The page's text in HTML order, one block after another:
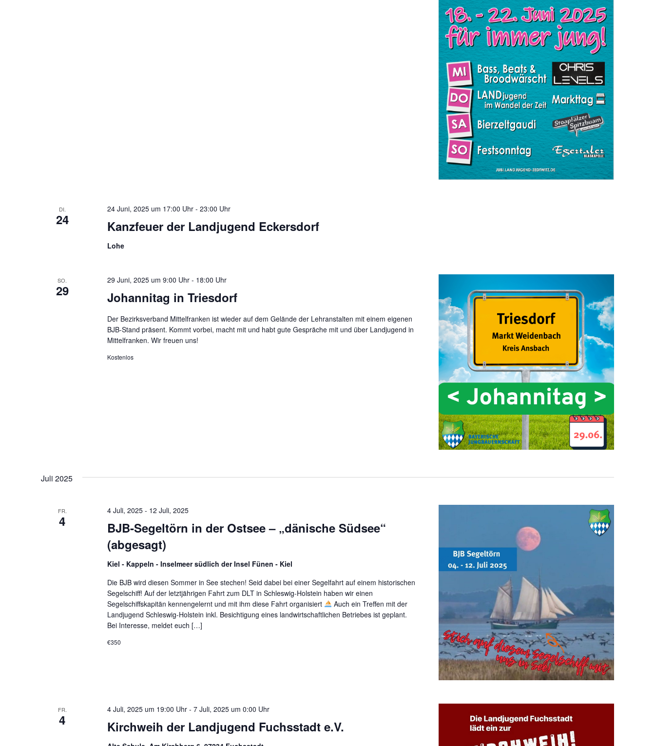
DI.
24 Kanzfeuer der Landjugend Eckersdorf
24 Juni, 2025 um 17:00 Uhr- 23:00 Uhr
Lohe
SO.
29 Johannitag in Triesdorf
29 Juni, 2025 um 9:00 Uhr- 18:00 Uhr
Der Bezirksverband Mittelfranken ist wieder auf dem Gelände der Lehranstalten mit einem eigenen
BJB-Stand präsent. Kommt vorbei, macht mit und habt gute Gespräche mit und über Landjugend in
Mittelfranken. Wir freuen uns!
Kostenlos
Juli 2025
FR.
4
BJB-Segeltörn in der Ostsee – „dänische Südsee“
(abgesagt)
4 Juli, 2025- 12 Juli, 2025
Kiel - Kappeln - Inselmeer südlich der Insel Fünen - Kiel
Die BJB wird diesen Sommer in See stechen! Seid dabei bei einer Segelfahrt auf einem historischen
Segelschiff! Auf der letztjährigen Fahrt zum DLT in Schleswig-Holstein haben wir einen
Segelschiffskapitän kennengelernt und mit ihm diese Fahrt organisiert
Auch ein Treffen mit der
Landjugend Schleswig-Holstein inkl. Besichtigung eines landwirtschaftlichen Betriebes ist geplant.
Bei Interesse, meldet euch […]
€350
FR.
4 Kirchweih der Landjugend Fuchsstadt e.V.
4 Juli, 2025 um 19:00 Uhr- 7 Juli, 2025 um 0:00 Uhr